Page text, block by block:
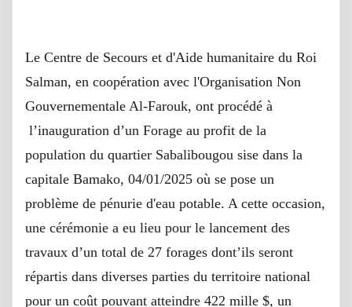
Le Centre de Secours et d'Aide humanitaire du Roi
Salman, en coopération avec l'Organisation Non
Gouvernementale Al-Farouk, ont procédé à
l’inauguration d’un Forage au profit de la
population du quartier Sabalibougou sise dans la
capitale Bamako, 04/01/2025 où se pose un
problème de pénurie d'eau potable. A cette occasion,
une cérémonie a eu lieu pour le lancement des
travaux d’un total de 27 forages dont’ils seront
répartis dans diverses parties du territoire national
pour un coût pouvant atteindre 422 mille $, un